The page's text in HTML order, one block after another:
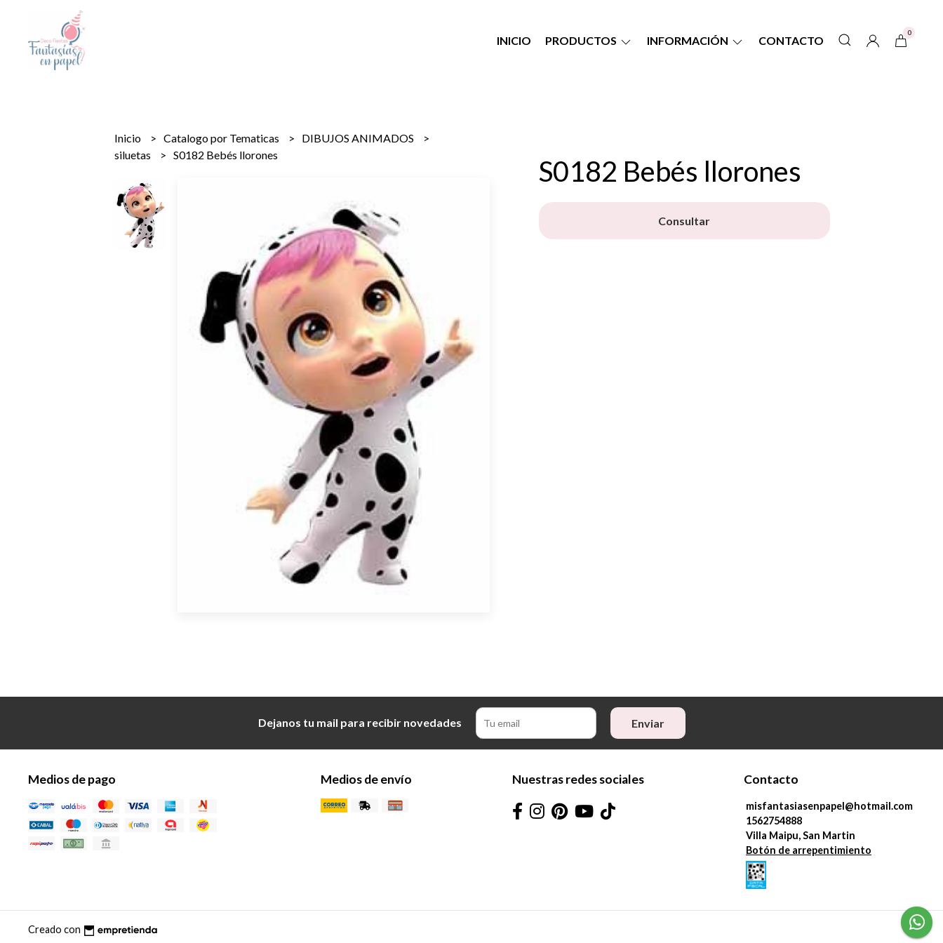
INICIO PRODUCTOS INFORMACIÓN CONTACTO
0
Inicio Catalogo por Tematicas
DIBUJOS ANIMADOS
siluetas
S0182 Bebés llorones S0182 Bebés llorones
Consultar
Dejanos tu mail para recibir novedades Enviar
Medios de pago Medios de envío Nuestras redes sociales Contacto
misfantasiasenpapel@hotmail.com
1562754888
Villa Maipu, San Martin
Botón de arrepentimiento
Creado con